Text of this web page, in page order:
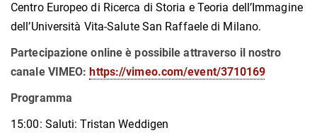
Centro Europeo di Ricerca di Storia e Teoria dell’Immagine
dell’Università Vita-Salute San Raffaele di Milano.
Partecipazione online è possibile attraverso il nostro
canale VIMEO: https://vimeo.com/event/3710169
Programma
15:00: Saluti: Tristan Weddigen